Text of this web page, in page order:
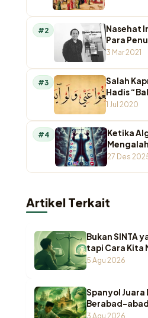
#2
Nasehat
Para
3 Mar 2021
#3
Salah
Hadis
Ayah”
1 Jul 2020
#4
Ketika
Otoritas
27 Des
Artikel Terkait
Bukan SINTA
tapi Cara Kita
5 Agu 2026
Spanyol
Berabad-
Pesantren
3 Agu 2026